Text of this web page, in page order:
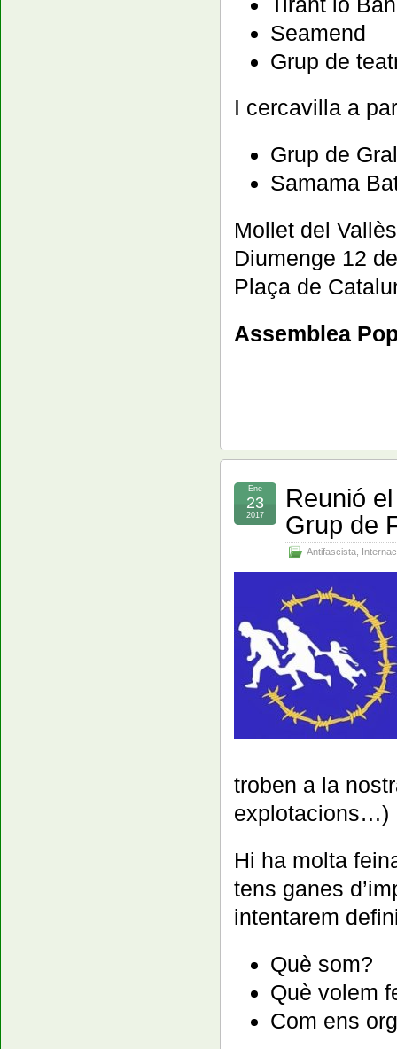
Seamend
Grup de
I cercavilla a
Grup de
Samama
Mollet del Vallès
Diumenge 12
Plaça de
Assemblea
Reunió
Grup de
Antifascista
Ene
23
2017
troben a la
explotacions…)
Hi ha molta
tens ganes
intentarem
Què som?
Què volem
Com ens